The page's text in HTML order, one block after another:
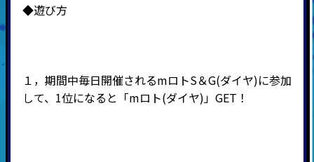
◆遊び方
１，期間中毎日開催されるmロトS＆G(ダイヤ)に参加
して、1位になると「mロト(ダイヤ)」GET！